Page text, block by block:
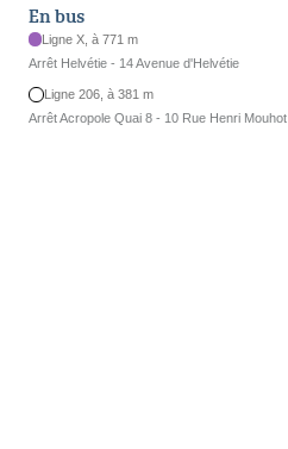
En bus
Ligne X, à 771 m
Arrêt Helvétie - 14 Avenue d'Helvétie
Ligne 206, à 381 m
Arrêt Acropole Quai 8 - 10 Rue Henri Mouhot